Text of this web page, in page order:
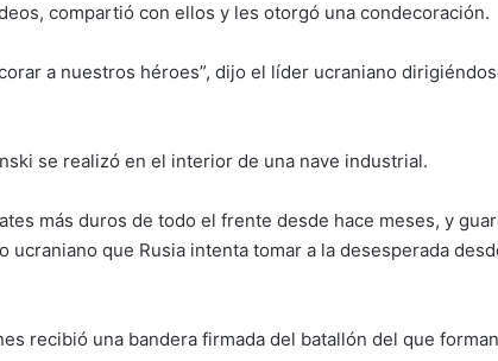
compartió con ellos y les otorgó una condecoración.
a nuestros héroes”, dijo el líder ucraniano
se realizó en el interior de una nave industrial.
más duros de todo el frente desde hace meses, y
que Rusia intenta tomar a la desesperada
recibió una bandera firmada del batallón del que